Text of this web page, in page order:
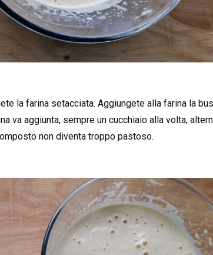
la farina setacciata. Aggiungete alla farina la
va aggiunta, sempre un cucchiaio alla volta,
non diventa troppo pastoso.